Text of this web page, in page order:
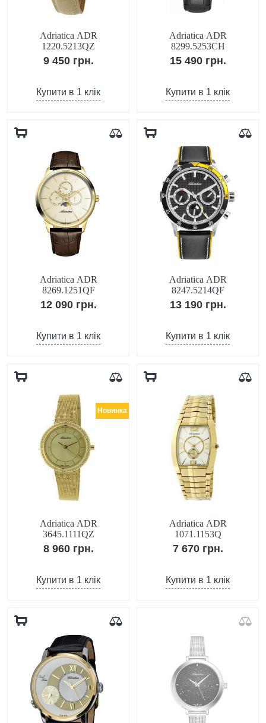
Adriatica ADR
1220.5213QZ
9 450 грн.
Купити в 1 клік
Adriatica ADR
8299.5253CH
15 490 грн.
Купити в 1 клік
Adriatica ADR
8269.1251QF
12 090 грн.
Купити в 1 клік
Adriatica ADR
8247.5214QF
13 190 грн.
Купити в 1 клік
Новинка
Adriatica ADR
3645.1111QZ
8 960 грн.
Купити в 1 клік
Adriatica ADR
1071.1153Q
7 670 грн.
Купити в 1 клік